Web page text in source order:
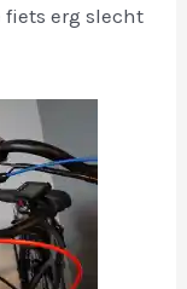
fiets erg slecht